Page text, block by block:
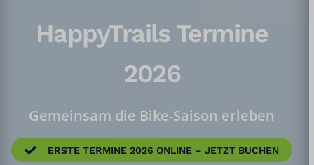
HappyTrails Termine
2026
Gemeinsam die Bike-Saison erleben
ERSTE TERMINE 2026 ONLINE – JETZT BUCHEN